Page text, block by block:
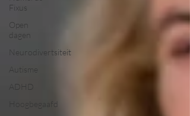
Fixus
Open
dagen
Neurodivertsiteit
Autisme
ADHD
Hoogbegaafd